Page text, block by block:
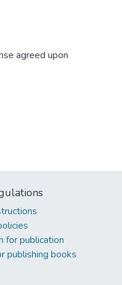
agreed upon
for publication
publishing books